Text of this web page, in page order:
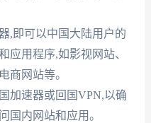
,即可以中国大陆用户的
应用程序,如影视网站、
商网站等。
加速器或回国VPN,以确
国内网站和应用。